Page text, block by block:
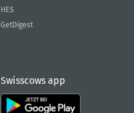
HES
GetDigest
Swisscows app